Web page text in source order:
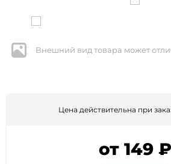
Внешний вид товара может
Цена действительна при
от 149 ₽
КОММЕНТАРИИ*